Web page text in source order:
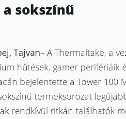
sokszínű
Tajvan– A Thermaltake, a
hűtések, gamer perifériáik
bejelentette a Tower 100
terméksorozat
rendkívül ritkán találhatók